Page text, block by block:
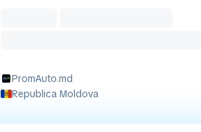
PromAuto.md
Republica Moldova